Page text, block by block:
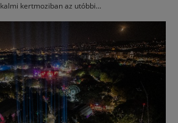
kertmoziban az utóbbi...